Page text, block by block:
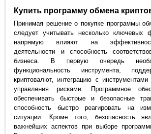
Купить программу обмена
Принимая решение о покупке программы
следует учитывать несколько ключевых
напрямую влияют на
деятельности и способность
бизнеса. В первую очередь
функциональность инструмента,
криптовалют, интеграцию с
управления рисками. Программное
обеспечивать быстрые и безопасные
способность быстро реагировать на
ситуации. Кроме того, безопасность
важнейших аспектов при выборе